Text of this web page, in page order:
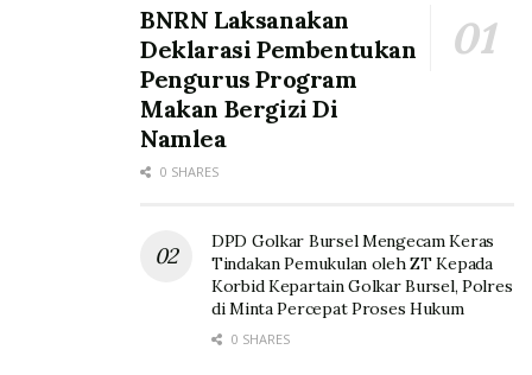
BNRN Laksanakan
Deklarasi Pembentukan
Pengurus Program
Makan Bergizi Di
Namlea
0 SHARES
DPD Golkar Bursel Mengecam Keras
Tindakan Pemukulan oleh ZT Kepada
Korbid Kepartain Golkar Bursel, Polres
di Minta Percepat Proses Hukum
0 SHARES